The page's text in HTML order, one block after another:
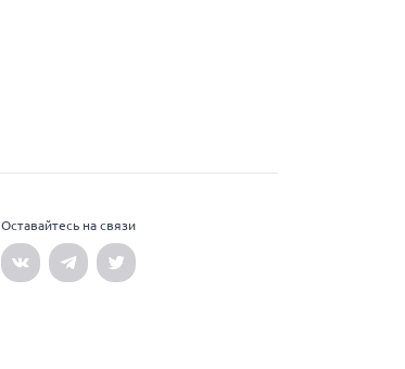
Оставайтесь на связи